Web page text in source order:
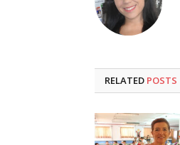
RELATED POSTS